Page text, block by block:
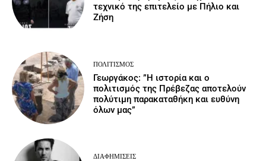
τεχνικό της επιτελείο με Πήλιο και
Ζήση
ΠΟΛΙΤΙΣΜΌΣ
Γεωργάκος: ”Η ιστορία και ο
πολιτισμός της Πρέβεζας αποτελούν
πολύτιμη παρακαταθήκη και ευθύνη
όλων μας”
ΔΙΑΦΗΜΊΣΕΙΣ